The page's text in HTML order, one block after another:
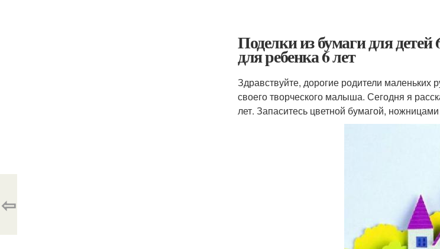
Поделки из бумаги для детей
для ребенка 6 лет
Здравствуйте, дорогие родители маленьких
своего творческого малыша. Сегодня я
лет. Запаситесь цветной бумагой,
⇦